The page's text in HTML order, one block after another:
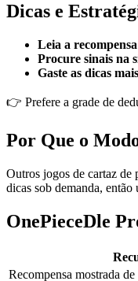
Dicas e
Leia a
Procure sinais na
Gaste as dicas
👉 Prefere a grade de
Por Que o
Outros jogos de cartaz de
dicas sob demanda,
OnePieceDle
Recompensa mostrada de